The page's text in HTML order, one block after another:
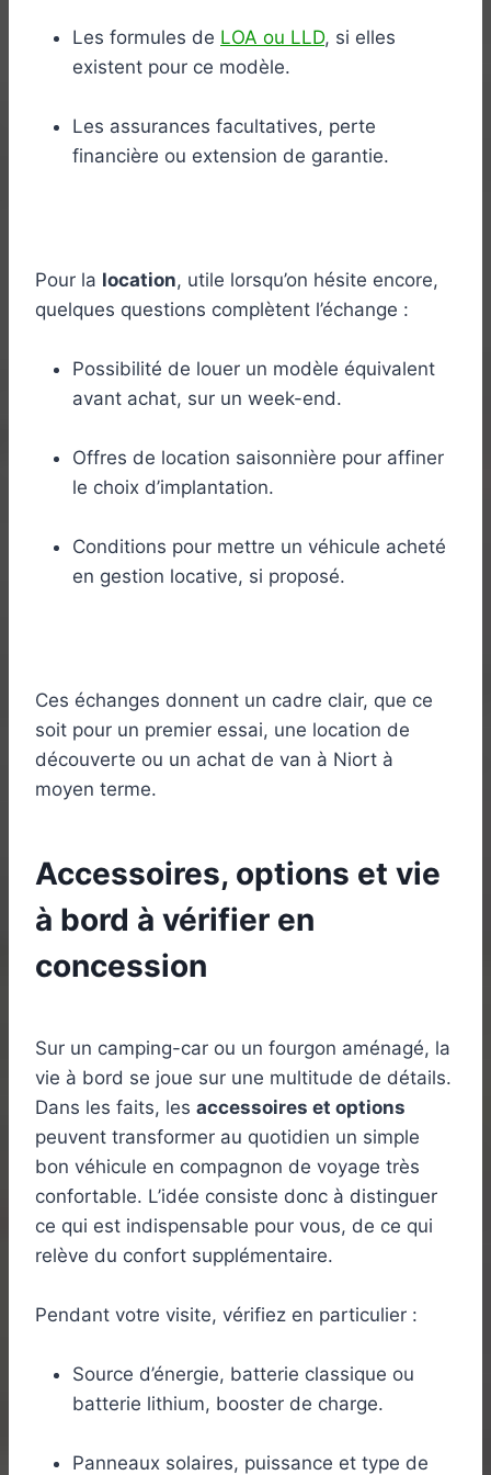
Les formules de LOA ou LLD, si elles
existent pour ce modèle.
Les assurances facultatives, perte
financière ou extension de garantie.
Pour la location, utile lorsqu’on hésite encore,
quelques questions complètent l’échange :
Possibilité de louer un modèle équivalent
avant achat, sur un week-end.
Offres de location saisonnière pour affiner
le choix d’implantation.
Conditions pour mettre un véhicule acheté
en gestion locative, si proposé.
Ces échanges donnent un cadre clair, que ce
soit pour un premier essai, une location de
découverte ou un achat de van à Niort à
moyen terme.
Accessoires, options et vie
à bord à vérifier en
concession
Sur un camping-car ou un fourgon aménagé, la
vie à bord se joue sur une multitude de détails.
Dans les faits, les accessoires et options
peuvent transformer au quotidien un simple
bon véhicule en compagnon de voyage très
confortable. L’idée consiste donc à distinguer
ce qui est indispensable pour vous, de ce qui
relève du confort supplémentaire.
Pendant votre visite, vérifiez en particulier :
Source d’énergie, batterie classique ou
batterie lithium, booster de charge.
Panneaux solaires, puissance et type de